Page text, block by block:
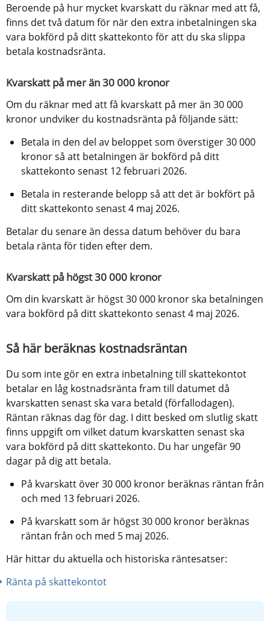
Beroende på hur mycket kvarskatt du räknar med att få,
finns det två datum för när den extra inbetalningen ska
vara bokförd på ditt skattekonto för att du ska slippa
betala kostnadsränta.
Kvarskatt på mer än 30 000 kronor
Om du räknar med att få kvarskatt på mer än 30 000
kronor undviker du kostnadsränta på följande sätt:
Betala in den del av beloppet som överstiger 30 000
kronor så att betalningen är bokförd på ditt
skattekonto senast 12 februari 2026.
Betala in resterande belopp så att det är bokfört på
ditt skattekonto senast 4 maj 2026.
Betalar du senare än dessa datum behöver du bara
betala ränta för tiden efter dem.
Kvarskatt på högst 30 000 kronor
Om din kvarskatt är högst 30 000 kronor ska betalningen
vara bokförd på ditt skattekonto senast 4 maj 2026.
Så här beräknas kostnadsräntan
Du som inte gör en extra inbetalning till skattekontot
betalar en låg kostnadsränta fram till datumet då
kvarskatten senast ska vara betald (förfallodagen).
Räntan räknas dag för dag. I ditt besked om slutlig skatt
finns uppgift om vilket datum kvarskatten senast ska
vara bokförd på ditt skattekonto. Du har ungefär 90
dagar på dig att betala.
På kvarskatt över 30 000 kronor beräknas räntan från
och med 13 februari 2026.
På kvarskatt som är högst 30 000 kronor beräknas
räntan från och med 5 maj 2026.
Här hittar du aktuella och historiska räntesatser:
Ränta på skattekontot